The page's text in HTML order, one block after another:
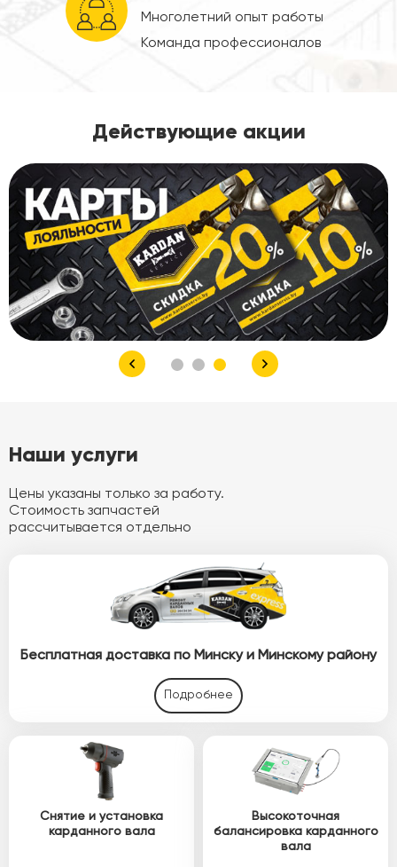
Многолетний опыт работы
Команда профессионалов
Действующие акции
Наши услуги
Цены указаны только за работу.
Стоимость запчастей
рассчитывается отдельно
Снятие и установка
карданного вала
Бесплатная доставка по Минску и Минскому району
Подробнее
Высокоточная
балансировка карданного
вала